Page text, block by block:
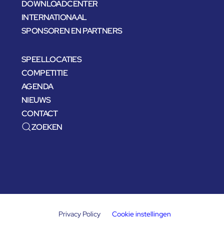
DOWNLOADCENTER
INTERNATIONAAL
SPONSOREN EN PARTNERS
SPEELLOCATIES
COMPETITIE
AGENDA
NIEUWS
CONTACT
ZOEKEN
Privacy Policy Cookie instellingen